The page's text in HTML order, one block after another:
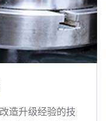
造升级经验的技